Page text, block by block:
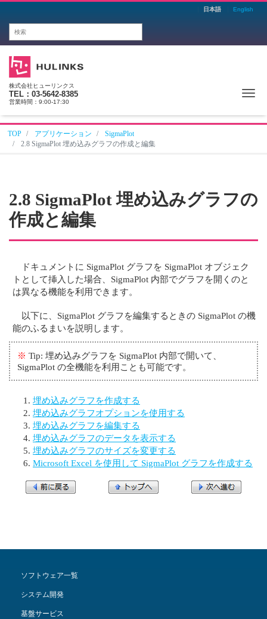
日本語 English
株式会社ヒューリンクス
TEL：03-5642-8385
営業時間：9:00-17:30
TOP アプリケーション
SigmaPlot
2.8 SigmaPlot 埋め込みグラフの作成と編集
2.8 SigmaPlot 埋め込みグラフの
作成と編集
ドキュメントに SigmaPlot グラフを SigmaPlot オブジェク
トとして挿入した場合、SigmaPlot 内部でグラフを開くのと
は異なる機能を利用できます。
以下に、SigmaPlot グラフを編集するときの SigmaPlot の機
能のふるまいを説明します。
※ Tip: 埋め込みグラフを SigmaPlot 内部で開いて、
SigmaPlot の全機能を利用ことも可能です。
埋め込みグラフを作成する
埋め込みグラフオプションを使用する
埋め込みグラフを編集する
埋め込みグラフのデータを表示する
埋め込みグラフのサイズを変更する
Microsoft Excel を使用して SigmaPlot グラフを作成する
ソフトウェア一覧
システム開発
基盤サービス